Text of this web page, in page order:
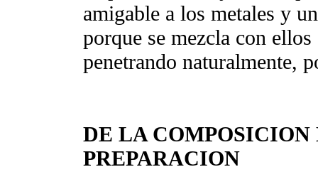
amigable a los metales y
porque se mezcla con
penetrando naturalmente,
DE LA
PREPARACION